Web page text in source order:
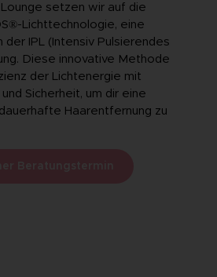
setzen wir auf die
Lichttechnologie, eine
IPL (Intensiv Pulsierendes
Diese innovative Methode
der Lichtenergie mit
Sicherheit, um dir eine
Haarentfernung zu